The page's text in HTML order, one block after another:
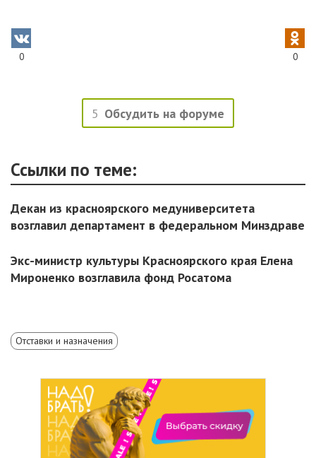
0 0
5 Обсудить на форуме
Ссылки по теме:
Декан из красноярского медуниверситета
возглавил департамент в федеральном Минздраве
Экс-министр культуры Красноярского края Елена
Мироненко возглавила фонд Росатома
Отставки и назначения